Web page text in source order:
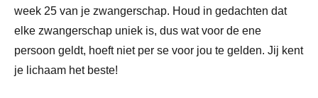
week 25 van je zwangerschap. Houd in gedachten dat
elke zwangerschap uniek is, dus wat voor de ene
persoon geldt, hoeft niet per se voor jou te gelden. Jij kent
je lichaam het beste!